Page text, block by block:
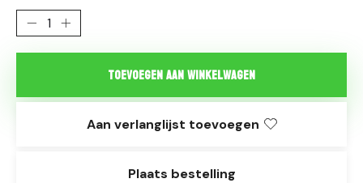
Toevoegen aan winkelwagen
Aan verlanglijst toevoegen
Plaats bestelling